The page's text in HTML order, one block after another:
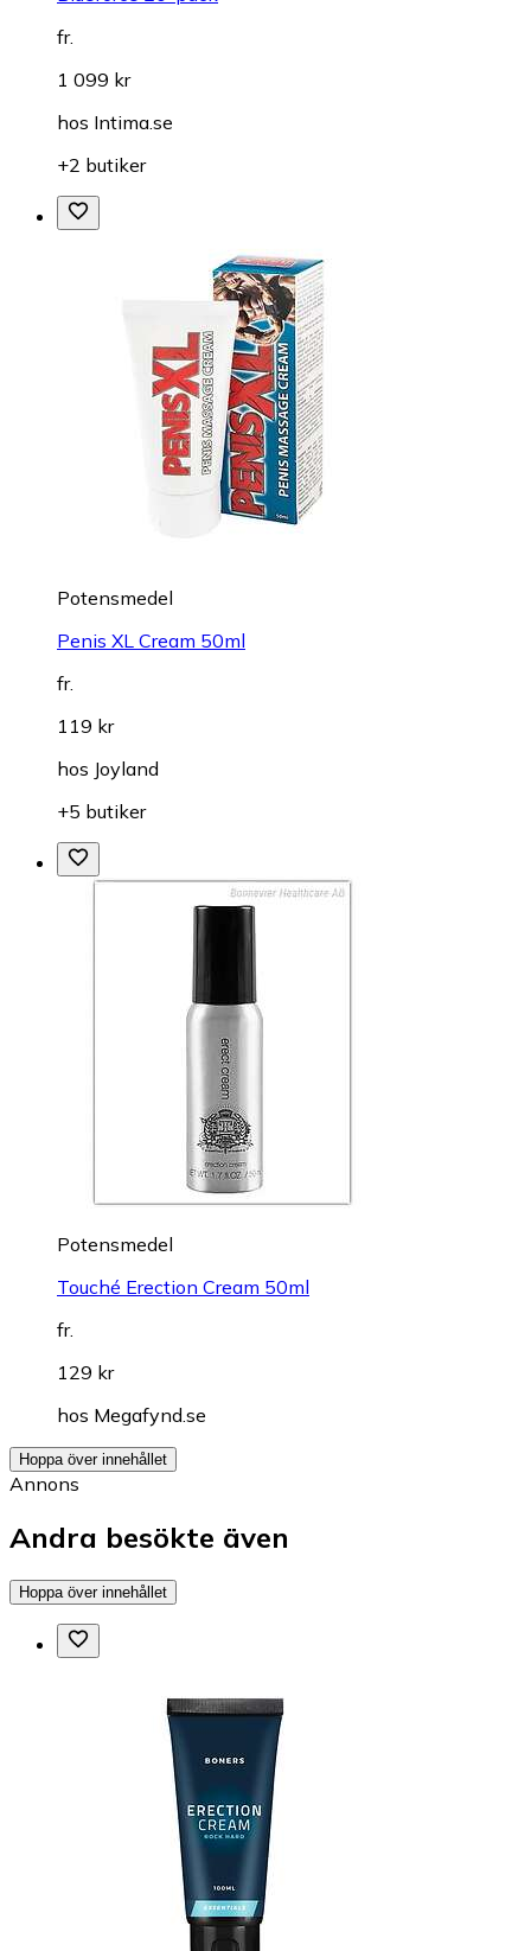
fr.
1 099 kr
hos Intima.se
+2 butiker
Potensmedel
Penis XL Cream 50ml
fr.
119 kr
hos Joyland
+5 butiker
Potensmedel
Touché Erection Cream 50ml
fr.
129 kr
hos Megafynd.se
Hoppa över innehållet
Annons
Andra besökte även
Hoppa över innehållet